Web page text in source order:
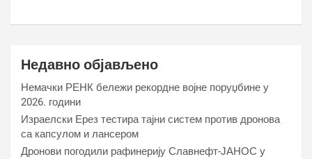
Недавно објављено
Немачки РЕНК бележи рекордне војне поруџбине у
2026. години
Израелски Ерез тестира тајни систем против дронова
са капсулом и лансером
Дронови погодили рафинерију Славнефт-ЈАНОС у